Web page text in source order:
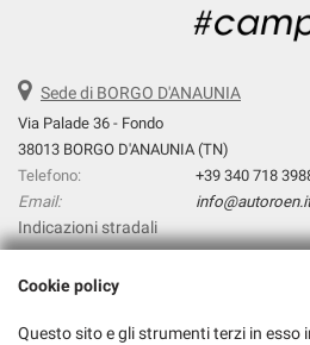
Sede di BORGO D'ANAUNIA
Via Palade 36 - Fondo
38013 BORGO D'ANAUNIA (TN)
Telefono:
+39 340 718
Email:
Indicazioni stradali
Autoroen.It Di Giuliano Pezzini
Cookie policy
Questo sito e gli strumenti terzi in